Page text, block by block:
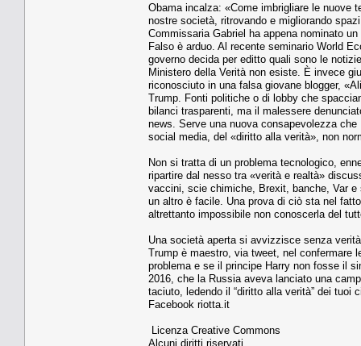
Obama incalza: «Come imbrigliare le nuove
nostre società, ritrovando e migliorando
Commissaria Gabriel ha appena nominato
Falso è arduo. Al recente seminario World
governo decida per editto quali sono le
Ministero della Verità non esiste. È invece
riconosciuto in una falsa giovane blogger,
Trump. Fonti politiche o di lobby che
bilanci trasparenti, ma il malessere
news. Serve una nuova consapevolezza
social media, del «diritto alla verità», non
Non si tratta di un problema tecnologico,
ripartire dal nesso tra «verità e realtà»
vaccini, scie chimiche, Brexit, banche, Var
un altro è facile. Una prova di ciò sta nel
altrettanto impossibile non conoscerla del
Una società aperta si avvizzisce senza
Trump è maestro, via tweet, nel confermare
problema e se il principe Harry non fosse il
2016, che la Russia aveva lanciato una
taciuto, ledendo il “diritto alla verità” dei tuoi
Facebook riotta.it
Licenza Creative Commons
Alcuni diritti riservati.